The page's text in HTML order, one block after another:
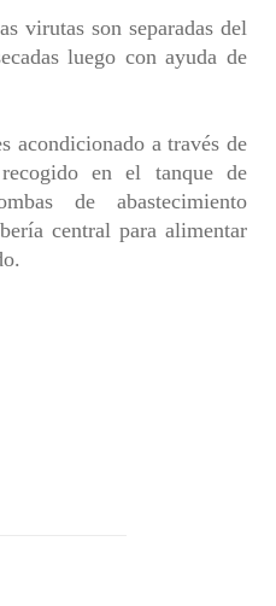
virutas son separadas del
luego con ayuda de
acondicionado a través de
en el tanque de
de abastecimiento
central para alimentar